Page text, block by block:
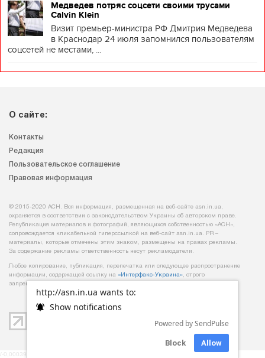
http://asn.in.ua wants to:
Show notifications
Powered by SendPulse
Block Allow
Медведев потряс соцсети своими трусами
Calvin Klein
Визит премьер-министра РФ Дмитрия Медведева
в Краснодар 24 июля запомнился пользователям
соцсетей не местами, ...
О сайте:
Контакты
Редакция
Пользовательское соглашение
Правовая информация
© 2015-2020 АСН. Вся информация, размещенная на веб-сайте asn.in.ua,
охраняется в соответствии с законодательством Украины об авторском праве.
Републикация материалов и фотографий, являющихся собственностью «АСН»,
сопровождается кликабельной гиперссылкой на веб-сайт asn.іn.ua. PR –
материалы, которые отмечены этим знаком, размещены на правах рекламы.
За содержание рекламы ответственность несут рекламодатели.
Любое копирование, публикация, перепечатка или следующее распространение
информации, содержащей ссылку на «Интерфакс-Украина», строго
запрещается.
/-0,00039887428283691-/ /-mob-/